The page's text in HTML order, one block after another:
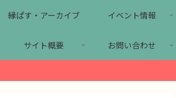
縁ぱす・アーカイブ イベント情報
サイト概要 お問い合わせ